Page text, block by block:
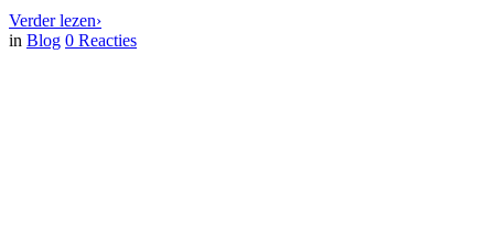
Verder lezen›
in Blog 0 Reacties